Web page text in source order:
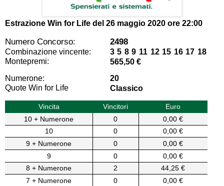
Estrazione Win for Life del 26 maggio 2020 ore 22:00
Numero Concorso: 2498
Combinazione vincente:
3 5 8 9 11 12 15 16 17 18
Montepremi:
565,50 €
Numerone:
20
Quote Win for Life
Classico
Vincita Vincitori
Euro
10 + Numerone
0
0,00 €
10
0
0,00 €
9 + Numerone
0
0,00 €
9
0
0,00 €
8 + Numerone
2
44,25 €
7 + Numerone
0
0,00 €